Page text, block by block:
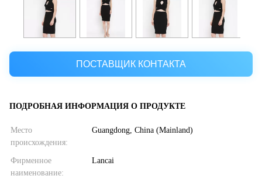
ПОСТАВЩИК КОНТАКТА
ПОДРОБНАЯ ИНФОРМАЦИЯ О ПРОДУКТЕ
Место
происхождения:
Guangdong, China (Mainland)
Фирменное
наименование:
Lancai